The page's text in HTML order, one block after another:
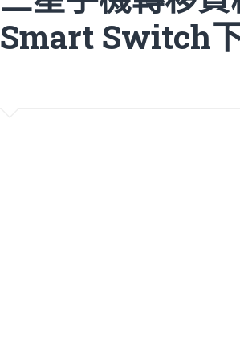
Smart Switch